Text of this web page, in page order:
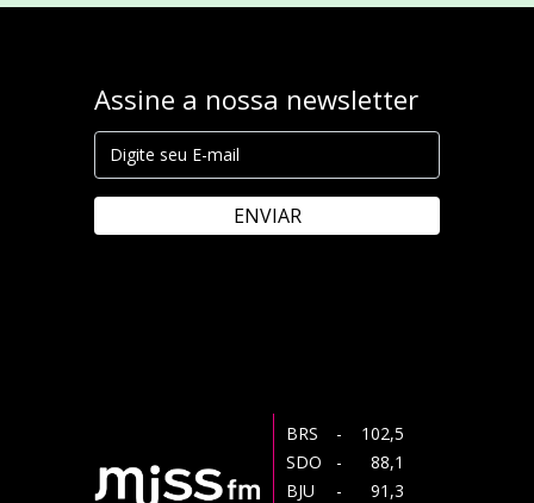
Assine a nossa newsletter
ENVIAR
BRS
- 102,5
SDO
- 88,1
BJU
- 91,3